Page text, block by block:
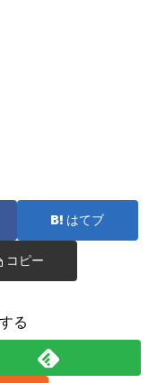
はてブ
コピー
る